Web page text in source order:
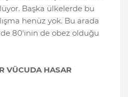
Başka ülkelerde bu
henüz yok. Bu arada
80'inin de obez olduğu
VÜCUDA HASAR